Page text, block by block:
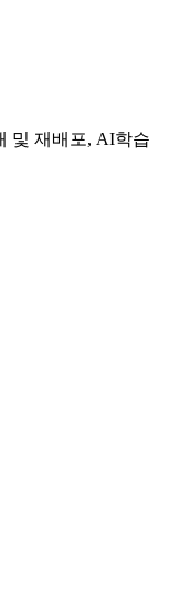
및 재배포, AI학습